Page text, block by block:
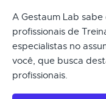
A Gestaum Lab
profissionais de
especialistas no
você, que busca
profissionais.